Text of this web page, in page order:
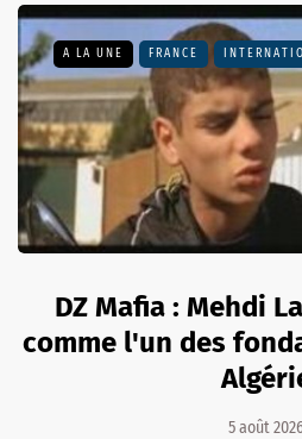
A LA UNE FRANCE
DZ Mafia : Mehdi
comme l'un des
5 août